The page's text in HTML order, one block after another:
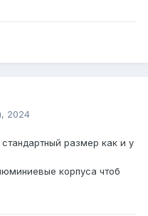
2024
размер как и у
корпуса чтоб